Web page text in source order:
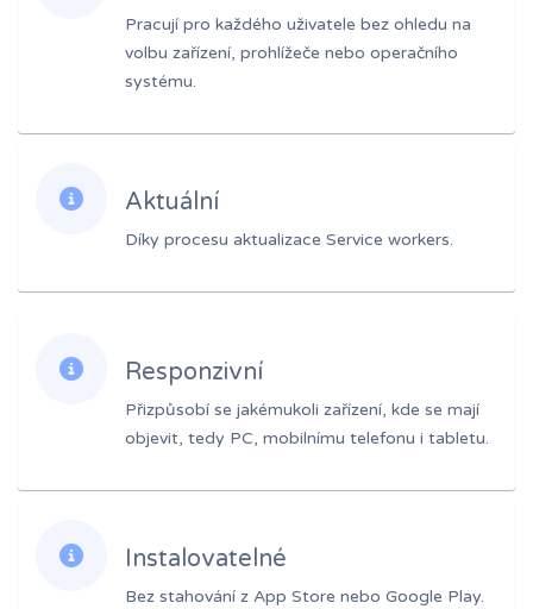
Pracují pro každého uživatele bez ohledu na
volbu zařízení, prohlížeče nebo operačního
systému.
Aktuální
Díky procesu aktualizace Service workers.
Responzivní
Přizpůsobí se jakémukoli zařízení, kde se mají
objevit, tedy PC, mobilnímu telefonu i tabletu.
Instalovatelné
Bez stahování z App Store nebo Google Play.